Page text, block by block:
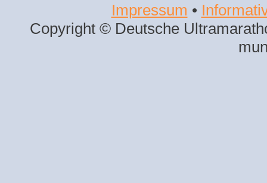
Impressum •
Copyright © Deutsche